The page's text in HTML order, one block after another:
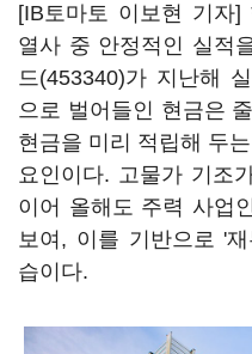
[IB토마토 이보현 기자]
열사 중 안정적인 실적
드(453340)가 지난해
으로 벌어들인 현금은
현금을 미리 적립해 두
요인이다. 고물가 기조
이어 올해도 주력 사업
보여, 이를 기반으로 '
습이다.